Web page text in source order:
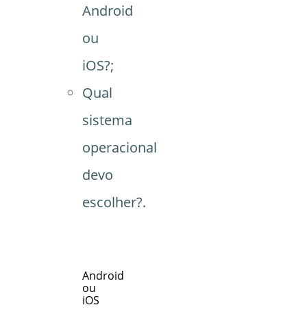
Android
ou
iOS?;
Qual
sistema
operacional
devo
escolher?.
Android
ou
iOS